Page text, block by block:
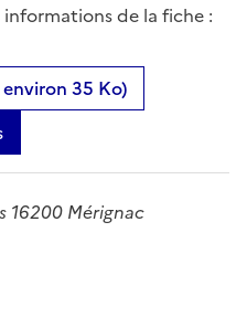
de la fiche :
environ 35 Ko)
16200 Mérignac